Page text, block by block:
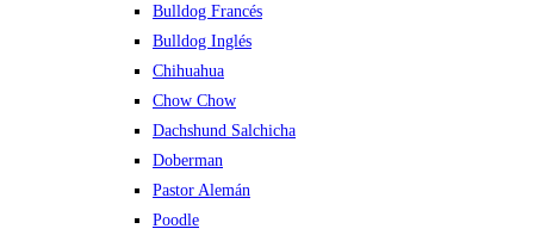
Bulldog Francés
Bulldog Inglés
Chihuahua
Chow Chow
Dachshund Salchicha
Doberman
Pastor Alemán
Poodle